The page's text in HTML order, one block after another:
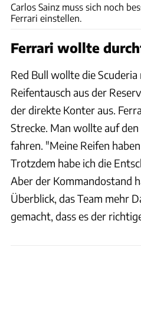
Carlos Sainz muss sich noch
Ferrari einstellen.
Ferrari wollte
Red Bull wollte die
Reifentausch aus der
der direkte Konter aus.
Strecke. Man wollte auf
fahren. "Meine Reifen
Trotzdem habe ich die
Aber der Kommandostand
Überblick, das Team mehr
gemacht, dass es der